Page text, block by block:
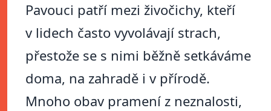
Pavouci patří mezi živočichy, kteří
v lidech často vyvolávají strach,
přestože se s nimi běžně setkáváme
doma, na zahradě i v přírodě.
Mnoho obav pramení z neznalosti,